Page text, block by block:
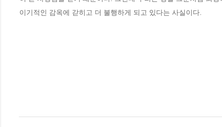
이기적인 감옥에 갇히고 더 불행하게 되고 있다는 사실이다.